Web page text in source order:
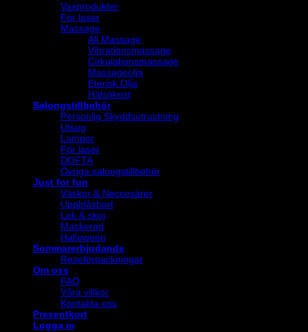
Vaxprodukter
För laser
Massage
All Massage
Vibrationsmassage
Cirkulationsmassage
Massageolja
Eterisk Olja
Hälsokost
Salongstillbehör
Personlig Skyddsutrustning
Utsug
Lampor
För laser
DOFTA
Övriga salongstillbehör
Just for fun
Väskor & Neccesärer
Uppblåsbart
Lek & skoj
Maskerad
Halloween
Sommarerbjudande
Reseförpackningar
Om oss
FAQ
Våra villkor
Kontakta oss
Presentkort
Logga in